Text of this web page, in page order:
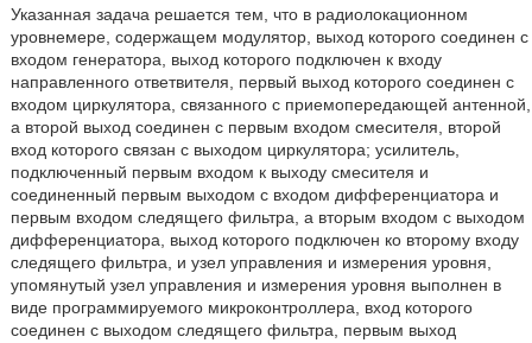
Указанная задача решается тем, что в радиолокационном
уровнемере, содержащем модулятор, выход которого соединен с
входом генератора, выход которого подключен к входу
направленного ответвителя, первый выход которого соединен с
входом циркулятора, связанного с приемопередающей антенной,
а второй выход соединен с первым входом смесителя, второй
вход которого связан с выходом циркулятора; усилитель,
подключенный первым входом к выходу смесителя и
соединенный первым выходом с входом дифференциатора и
первым входом следящего фильтра, а вторым входом с выходом
дифференциатора, выход которого подключен ко второму входу
следящего фильтра, и узел управления и измерения уровня,
упомянутый узел управления и измерения уровня выполнен в
виде программируемого микроконтроллера, вход которого
соединен с выходом следящего фильтра, первым выход